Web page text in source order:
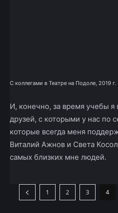
С коллегами в Театре на Подоле, 2019 г.
И, конечно, за время учебы
друзей, с которыми у нас по
которые всегда меня
Виталий Ажнов и Света
самых близких мне людей.
1 2 3 4